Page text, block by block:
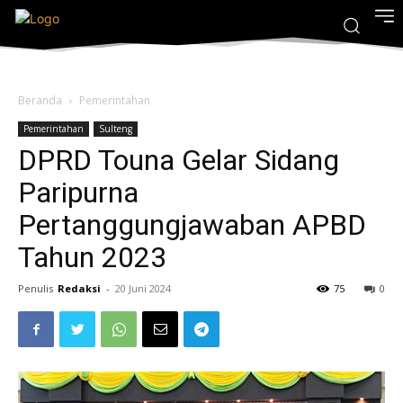
Beranda Pemerintahan
Pemerintahan Sulteng
DPRD Touna Gelar Sidang
Paripurna
Pertanggungjawaban APBD
Tahun 2023
Penulis Redaksi - 20 Juni 2024 0
75